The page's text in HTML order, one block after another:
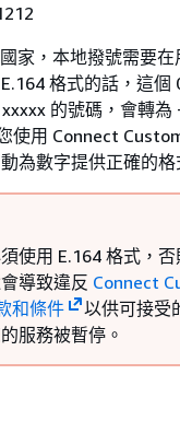
家，本地撥號需要
格式的話，這個
的號碼，會轉為
使用 Connect
為數字提供正確的格
使用 E.164 格式，
導致違反 Connect
和條件
以供可接受
服務被暫停。